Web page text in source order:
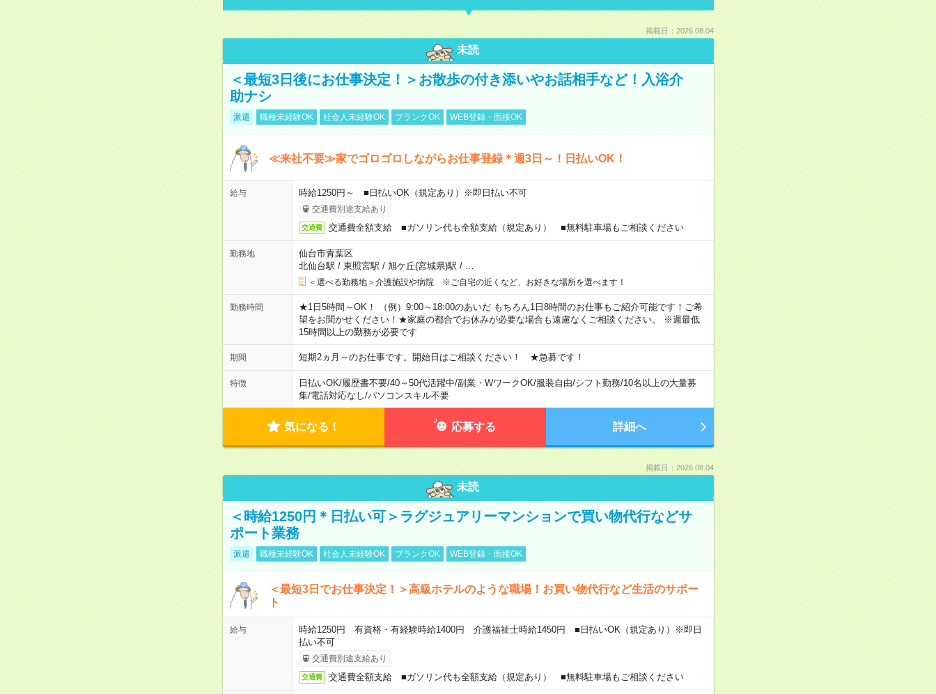
掲載日：2026.08.04
未読
＜最短3日後にお仕事決定！＞お散歩の付き添いやお話相手など！入浴介
助ナシ
派遣 職種未経験OK 社会人未経験OK ブランクOK WEB登録・面接OK
≪来社不要≫家でゴロゴロしながらお仕事登録＊週3日～！日払いOK！
給与 時給1250円～ ■日払いOK（規定あり）※即日払い不可
交通費別途支給あり
交通費 交通費全額支給 ■ガソリン代も全額支給（規定あり） ■無料駐車場もご相談ください
勤務地
仙台市青葉区
北仙台駅 / 東照宮駅 / 旭ケ丘(宮城県)駅 /
＜選べる勤務地＞介護施設や病院 ※ご自宅の近くなど、お好きな場所を選べます！
勤務時間
★1日5時間～OK！ （例）9:00～18:00のあいだ もちろん1日8時間のお仕事もご紹介可能です！ご希
望をお聞かせください！★家庭の都合でお休みが必要な場合も遠慮なくご相談ください。 ※週最低
15時間以上の勤務が必要です
期間 短期2ヵ月～のお仕事です。開始日はご相談ください！ ★急募です！
特徴 日払いOK/履歴書不要/40～50代活躍中/副業・WワークOK/服装自由/シフト勤務/10名以上の大量募
集/電話対応なし/パソコンスキル不要
気になる！ 応募する 詳細へ
掲載日：2026.08.04
未読
＜時給1250円＊日払い可＞ラグジュアリーマンションで買い物代行などサ
ポート業務
派遣 職種未経験OK 社会人未経験OK ブランクOK WEB登録・面接OK
＜最短3日でお仕事決定！＞高級ホテルのような職場！お買い物代行など生活のサポー
ト
給与
時給1250円 有資格・有経験時給1400円 介護福祉士時給1450円 ■日払いOK（規定あり）※即日
払い不可
交通費別途支給あり
交通費 交通費全額支給 ■ガソリン代も全額支給（規定あり） ■無料駐車場もご相談ください